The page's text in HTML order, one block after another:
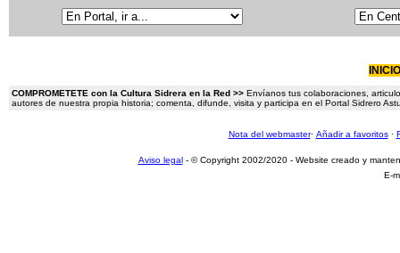
INICIO
COMPROMETETE con la Cultura Sidrera en la Red >> Envíanos tus colaboraciones,
autores de nuestra propia historia; comenta, difunde, visita y participa en el Portal Sidrero
Nota del webmaster· Añadir a favoritos·
Aviso legal- © Copyright 2002/2020 - Website creado y
E-